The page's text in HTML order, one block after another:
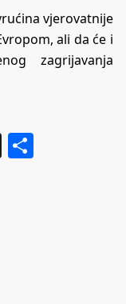
vjerovatnije
ali da će i
zagrijavanja
X